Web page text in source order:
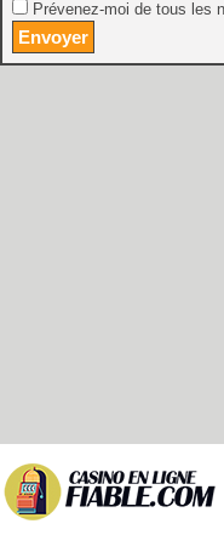
Prévenez-moi de tous les